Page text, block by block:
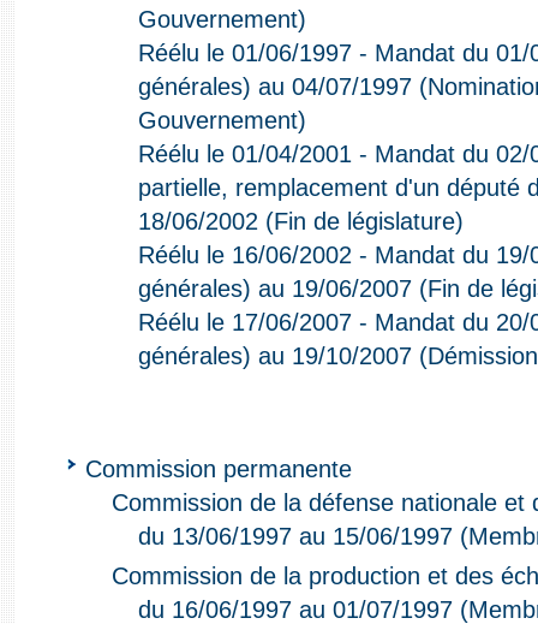
Gouvernement)
Réélu le 01/06/1997 - Mandat du
générales) au 04/07/1997
Gouvernement)
Réélu le 01/04/2001 - Mandat du
partielle, remplacement d'un député
18/06/2002 (Fin de législature)
Réélu le 16/06/2002 - Mandat du
générales) au 19/06/2007 (Fin de
Réélu le 17/06/2007 - Mandat du
générales) au 19/10/2007
Commission permanente
Commission de la défense nationale et
du 13/06/1997 au 15/06/1997
Commission de la production et des
du 16/06/1997 au 01/07/1997